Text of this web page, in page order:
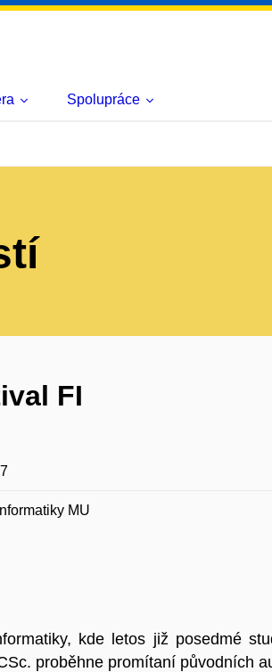
Spolupráce
FI
MU
kde letos již posedmé
proběhne promítaní původních